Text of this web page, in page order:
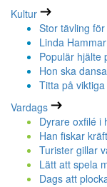
Kultur
Stor tävling
Linda
Populär hjälte
Hon ska
Titta på
Vardags
Dyrare oxfilé i
Han fiskar
Turister gillar
Lätt att spela
Dags att